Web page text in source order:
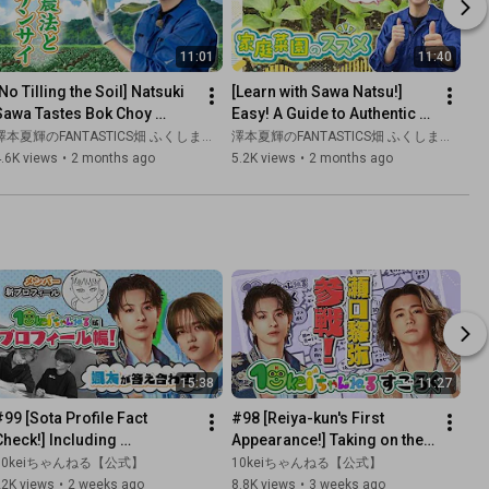
11:01
Tilling the Soil] Natsuki
Tastes Bok Choy
Using Natural
Methods
本夏輝のFANTASTICS畑 ふくしま農活レポート
views • 2 months ago
11:40
[Learn with Sawa Natsu!]
Easy! A Guide to Authentic
Home Gardening Even on
Your Balcony
澤本夏輝のFANTASTICS畑 ふくしま農活レポート
5.2K views • 2 months ago
15:38
[Sota Profile Fact
Including
for that member
ちゃんねる【公式】
views • 2 weeks ago
11:27
#98 [Reiya-kun's First
Appearance!] Taking on the
10kei Channel Dare Board
Game!
10keiちゃんねる【公式】
8.8K views • 3 weeks ago